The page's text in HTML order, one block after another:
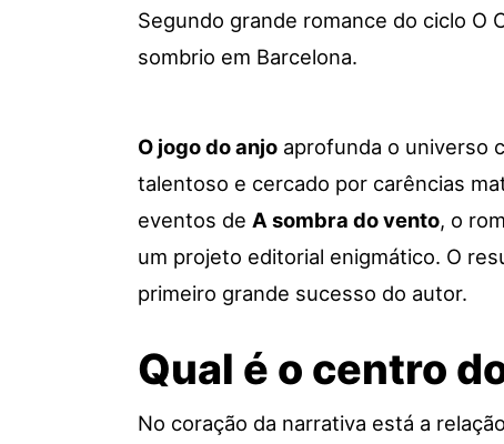
Segundo grande romance do ciclo O
sombrio em Barcelona.
O jogo do anjo aprofunda o universo
talentoso e cercado por carências
eventos de A sombra do vento, o
um projeto editorial enigmático. O
primeiro grande sucesso do autor.
Qual é o centro
No coração da narrativa está a